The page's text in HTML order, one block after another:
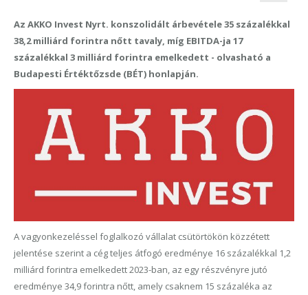
Az AKKO Invest Nyrt. konszolidált árbevétele 35 százalékkal
38,2 milliárd forintra nőtt tavaly, míg EBITDA-ja 17
százalékkal 3 milliárd forintra emelkedett - olvasható a
Budapesti Értéktőzsde (BÉT) honlapján.
A vagyonkezeléssel foglalkozó vállalat csütörtökön közzétett
jelentése szerint a cég teljes átfogó eredménye 16 százalékkal 1,2
milliárd forintra emelkedett 2023-ban, az egy részvényre jutó
eredménye 34,9 forintra nőtt, amely csaknem 15 százaléka az